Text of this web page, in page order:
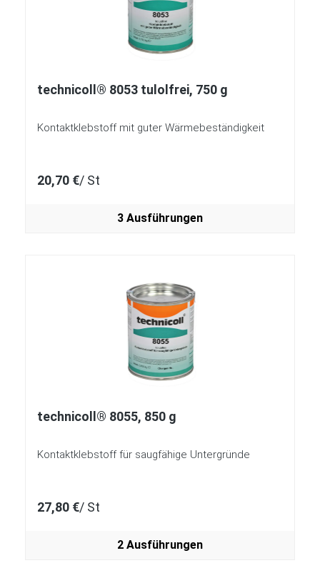
technicoll® 8053 tulolfrei, 750 g
Kontaktklebstoff mit guter Wärmebeständigkeit
20,70 €/ St
3 Ausführungen
technicoll® 8055, 850 g
Kontaktklebstoff für saugfähige Untergründe
27,80 €/ St
2 Ausführungen